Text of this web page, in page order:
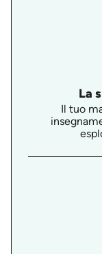
La
Il tuo